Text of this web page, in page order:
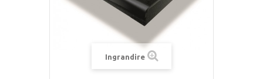
Ingrandire